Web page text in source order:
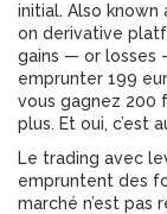
initial. Also known
on derivative
gains — or losses
emprunter 199
vous gagnez 200
plus. Et oui, c’est
Le trading avec
empruntent des
marché n’est pas